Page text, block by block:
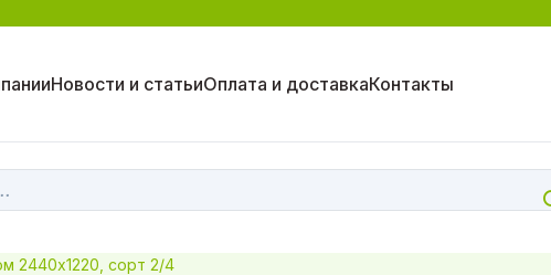
Новости и статьиОплата и доставкаКонтакты
2440х1220, сорт 2/4